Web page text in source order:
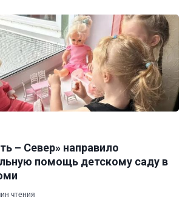
– Север» направило
помощь детскому саду в
чтения